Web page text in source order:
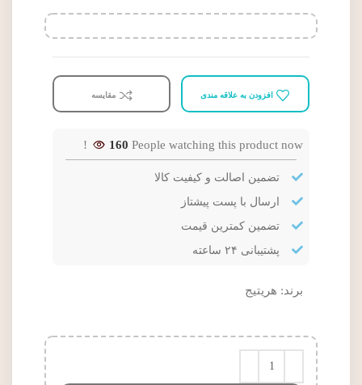
افزودن به علاقه مندی مقایسه
160 People watching this product now!
تضمین اصالت و کیفیت کالا
ارسال با پست پیشتاز
تضمین کمترین قیمت
پشتیبانی ۲۴ ساعته
برند: هریتیج